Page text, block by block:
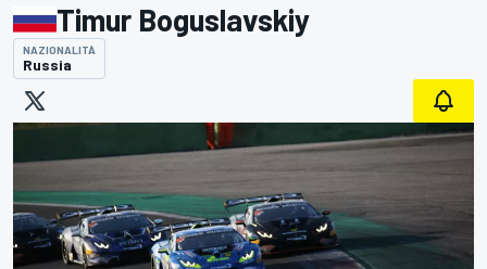
Timur Boguslavskiy
NAZIONALITÀ
Russia